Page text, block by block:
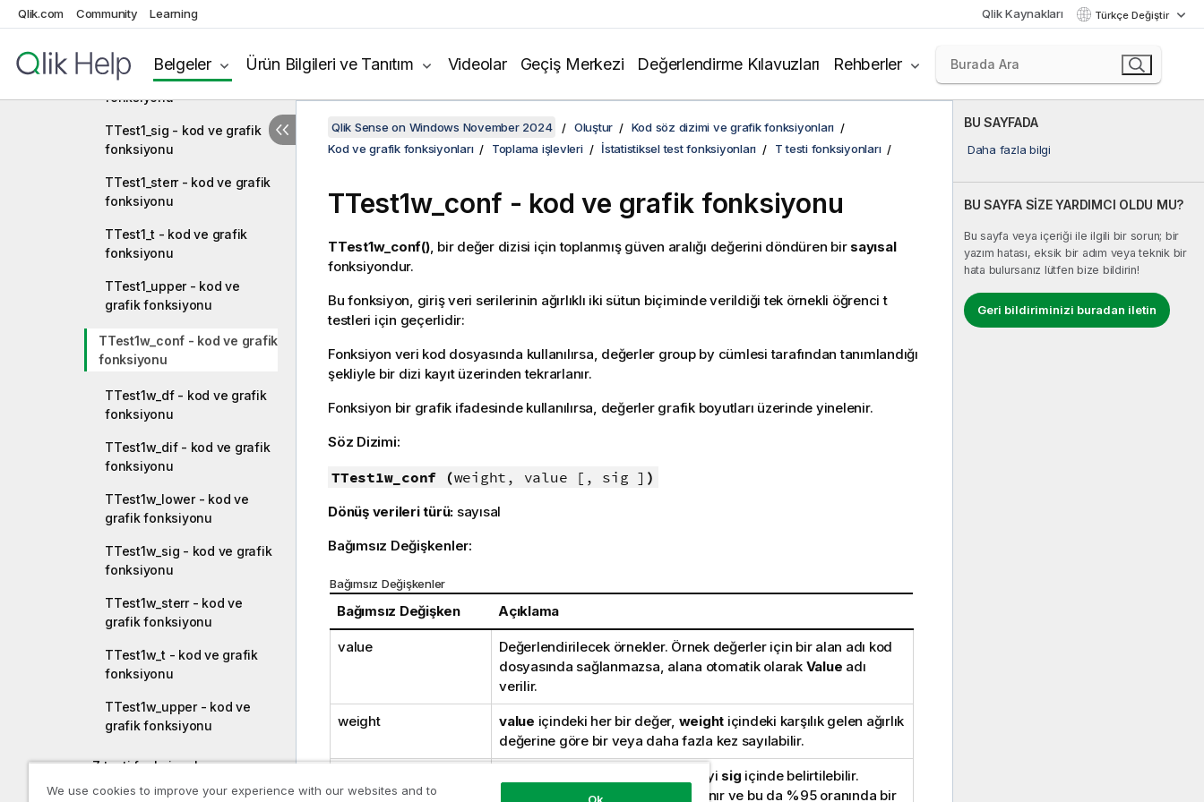
Qlik.com Community Learning Qlik Kaynakları Türkçe Değiştir
Belgeler Ürün Bilgileri ve Tanıtım Videolar Geçiş Merkezi Değerlendirme Kılavuzları Rehberler
TTest1_dif - kod ve grafik
TTest1_lower - kod ve grafik
fonksiyonu
TTest1_sig - kod ve grafik
fonksiyonu
TTest1_sterr - kod ve grafik
fonksiyonu
TTest1_t - kod ve grafik
fonksiyonu
TTest1_upper - kod ve
grafik fonksiyonu
TTest1w_conf - kod ve grafik
fonksiyonu
TTest1w_df - kod ve grafik
fonksiyonu
TTest1w_dif - kod ve grafik
fonksiyonu
TTest1w_lower - kod ve
grafik fonksiyonu
TTest1w_sig - kod ve grafik
fonksiyonu
TTest1w_sterr - kod ve
grafik fonksiyonu
TTest1w_t - kod ve grafik
fonksiyonu
TTest1w_upper - kod ve
grafik fonksiyonu
Z testi fonksiyonları
İstatistiksel test fonksiyonu
BU SAYFADA
Daha fazla bilgi
BU SAYFA SİZE YARDIMCI OLDU MU?
Bu sayfa veya içeriği ile ilgili bir sorun; bir
yazım hatası, eksik bir adım veya teknik bir
hata bulursanız lütfen bize bildirin!
Geri bildiriminizi buradan iletin
Qlik Sense on Windows November 2024 Oluştur
Kod söz dizimi ve grafik fonksiyonları
Kod ve grafik fonksiyonları
Toplama işlevleri İstatistiksel test fonksiyonları T testi fonksiyonları
TTest1w_conf - kod ve grafik fonksiyonu
TTest1w_conf(), bir değer dizisi için toplanmış güven aralığı değerini döndüren bir sayısal
fonksiyondur.
Bu fonksiyon, giriş veri serilerinin ağırlıklı iki sütun biçiminde verildiği tek örnekli öğrenci t
testleri için geçerlidir:
Fonksiyon veri kod dosyasında kullanılırsa, değerler group by cümlesi tarafından tanımlandığı
şekliyle bir dizi kayıt üzerinden tekrarlanır.
Fonksiyon bir grafik ifadesinde kullanılırsa, değerler grafik boyutları üzerinde yinelenir.
Söz Dizimi:
TTest1w_conf (weight, value [, sig ] )
Dönüş verileri türü: sayısal
Bağımsız Değişkenler:
Bağımsız Değişkenler
Bağımsız Değişken Açıklama
value
Değerlendirilecek örnekler. Örnek değerler için bir alan adı kod
dosyasında sağlanmazsa, alana otomatik olarak Value adı
verilir.
weight value içindeki her bir değer, weight içindeki karşılık gelen ağırlık
değerine göre bir veya daha fazla kez sayılabilir.
Anlamlı değerin iki kuyruklu düzeyi sig içinde belirtilebilir.
0,025 olarak ayarlanır ve bu da %95 oranında bir
We use cookies to improve your experience with our websites and to